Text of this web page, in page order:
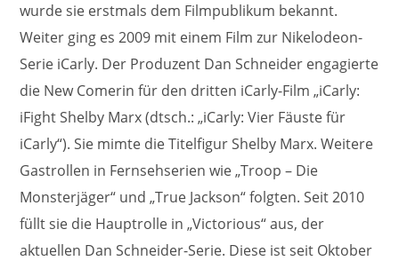
wurde sie erstmals dem Filmpublikum bekannt.
Weiter ging es 2009 mit einem Film zur Nikelodeon-
Serie iCarly. Der Produzent Dan Schneider engagierte
die New Comerin für den dritten iCarly-Film „iCarly:
iFight Shelby Marx (dtsch.: „iCarly: Vier Fäuste für
iCarly“). Sie mimte die Titelfigur Shelby Marx. Weitere
Gastrollen in Fernsehserien wie „Troop – Die
Monsterjäger“ und „True Jackson“ folgten. Seit 2010
füllt sie die Hauptrolle in „Victorious“ aus, der
aktuellen Dan Schneider-Serie. Diese ist seit Oktober